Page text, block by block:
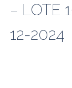
– LOTE
12-2024